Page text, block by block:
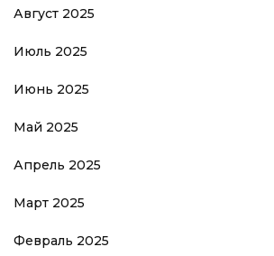
Август 2025
Июль 2025
Июнь 2025
Май 2025
Апрель 2025
Март 2025
Февраль 2025